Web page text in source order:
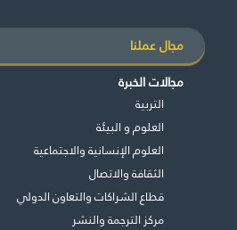
©حقوق الطبع والنشر للإيسيسكو.
حقوق النسخ
سياسة وإجراءات الذكاء
مجال عملنا
مجالات الخبرة
التربية
العلوم و البيئة
العلوم الإنسانية والاجتماعية
الثقافة والاتصال
قطاع الشراكات والتعاون الدولي
مركز الترجمة والنشر